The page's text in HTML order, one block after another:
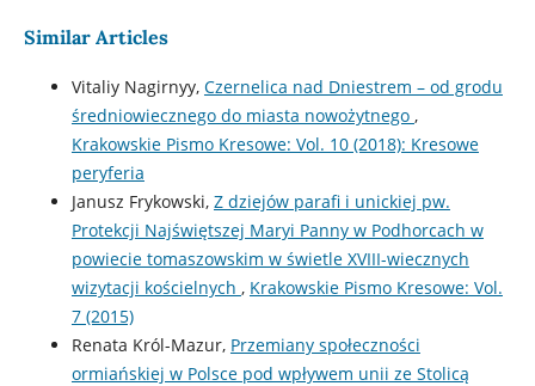
Similar Articles
Vitaliy Nagirnyy, Czernelica nad Dniestrem – od grodu
średniowiecznego do miasta nowożytnego ,
Krakowskie Pismo Kresowe: Vol. 10 (2018): Kresowe
peryferia
Janusz Frykowski, Z dziejów parafi i unickiej pw.
Protekcji Najświętszej Maryi Panny w Podhorcach w
powiecie tomaszowskim w świetle XVIII-wiecznych
wizytacji kościelnych , Krakowskie Pismo Kresowe: Vol.
7 (2015)
Renata Król-Mazur, Przemiany społeczności
ormiańskiej w Polsce pod wpływem unii ze Stolicą